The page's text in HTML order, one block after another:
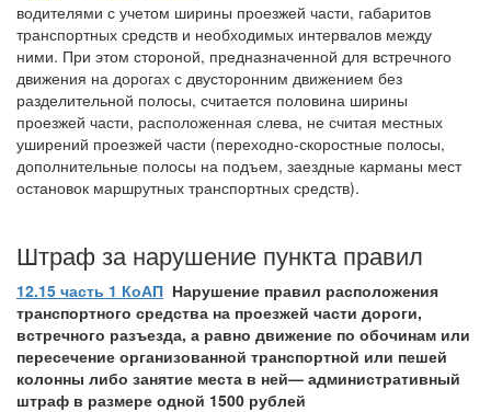
водителями с учетом ширины проезжей части, габаритов
транспортных средств и необходимых интервалов между
ними. При этом стороной, предназначенной для встречного
движения на дорогах с двусторонним движением без
разделительной полосы, считается половина ширины
проезжей части, расположенная слева, не считая местных
уширений проезжей части (переходно-скоростные полосы,
дополнительные полосы на подъем, заездные карманы мест
остановок маршрутных транспортных средств).
Штраф за нарушение пункта правил
12.15 часть 1 КоАП Нарушение правил расположения
транспортного средства на проезжей части дороги,
встречного разъезда, а равно движение по обочинам или
пересечение организованной транспортной или пешей
колонны либо занятие места в ней— административный
штраф в размере одной 1500 рублей